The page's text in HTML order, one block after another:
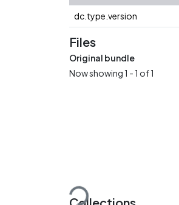
dc.type.version
Files
Original bundle
Now showing1 - 1 of 1
Loading...